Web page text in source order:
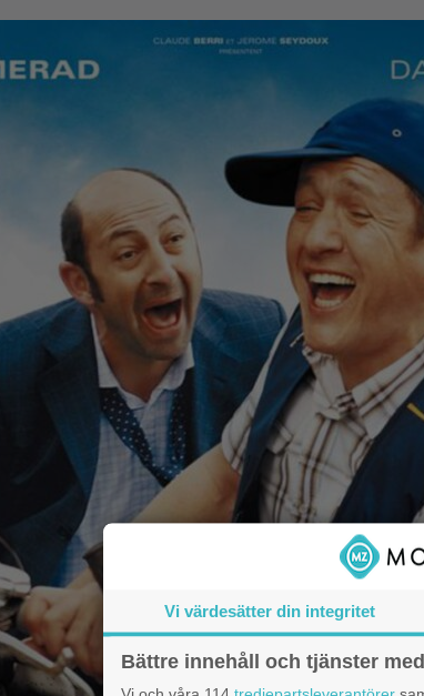
Vi värdesätter din integritet
Bättre innehåll och tjänster